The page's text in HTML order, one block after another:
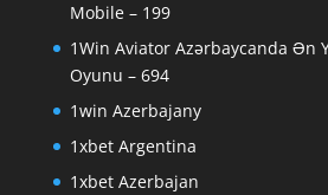
Mobile – 199
1Win Aviator Azərbaycanda Ən
Oyunu – 694
1win Azerbajany
1xbet Argentina
1xbet Azerbajan